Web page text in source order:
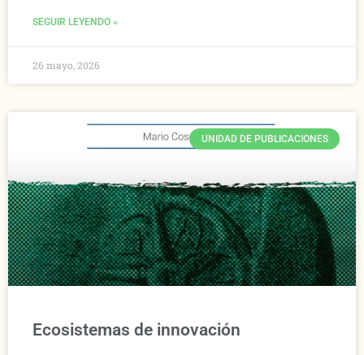
SEGUIR LEYENDO »
26 mayo, 2026
UNIDAD DE PUBLICACIONES
Ecosistemas de innovación